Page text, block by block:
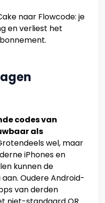
naar Flowcode: je
en verliest het
codes van
als
wel, maar
iPhones en
kunnen de
Oudere Android-
van derden